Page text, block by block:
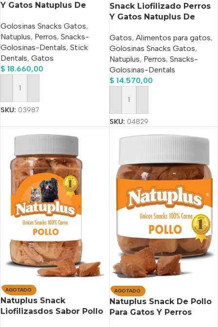
Y Gatos Natuplus De
Golosinas Snacks Gatos,
Natuplus, Perros, Snacks-
Golosinas-Dentals, Stick
Dentals, Gatos
$ 18.660,00
Añadir Al Carrito
SKU: 03987
Snack Liofilizado Perros
Y Gatos Natuplus De
Gatos, Alimentos para gatos,
Golosinas Snacks Gatos,
Natuplus, Perros, Snacks-
Golosinas-Dentals
$ 14.570,00
Añadir Al Carrito
SKU: 04829
AGOTADO
Natuplus Snack
Liofilizasdos Sabor Pollo
AGOTADO
Natuplus Snack De Pollo
Para Gatos Y Perros